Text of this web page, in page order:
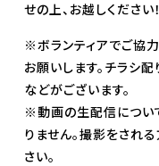
せの上、お越しください！
※ボランティアでご協
お願いします。チラシ
などがございます。
※動画の生配信につい
りません。撮影をされ
さい。